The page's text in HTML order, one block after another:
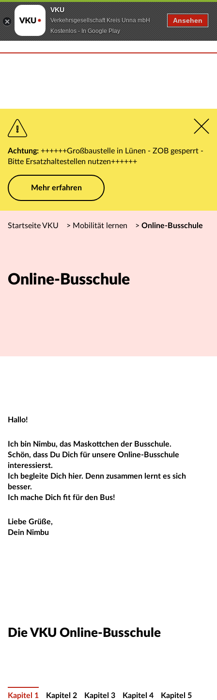
Achtung: ++++++Großbaustelle in Lünen - ZOB gesperrt -
Bitte Ersatzhaltestellen nutzen++++++
Mehr erfahren
Startseite VKU > Mobilität lernen > Online-Busschule
Online-Busschule
Hallo!
Ich bin Nimbu, das Maskottchen der Busschule.
Schön, dass Du Dich für unsere Online-Busschule
interessierst.
Ich begleite Dich hier. Denn zusammen lernt es sich
besser.
Ich mache Dich fit für den Bus!
Liebe Grüße,
Dein Nimbu
Die VKU Online-Busschule
Kapitel 1 Kapitel 2 Kapitel 3 Kapitel 4 Kapitel 5
VKU
Verkehrsgesellschaft Kreis Unna mbH
Kostenlos - In Google Play
Ansehen